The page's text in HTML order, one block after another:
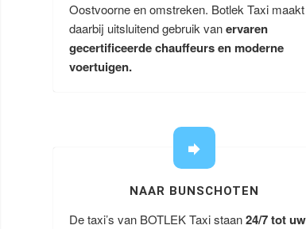
Oostvoorne en omstreken. Botlek Taxi maakt
daarbij uitsluitend gebruik vanervaren
gecertificeerde chauffeurs en moderne
voertuigen.
NAAR BUNSCHOTEN
De taxi’s van BOTLEK Taxi staan24/7 tot uw